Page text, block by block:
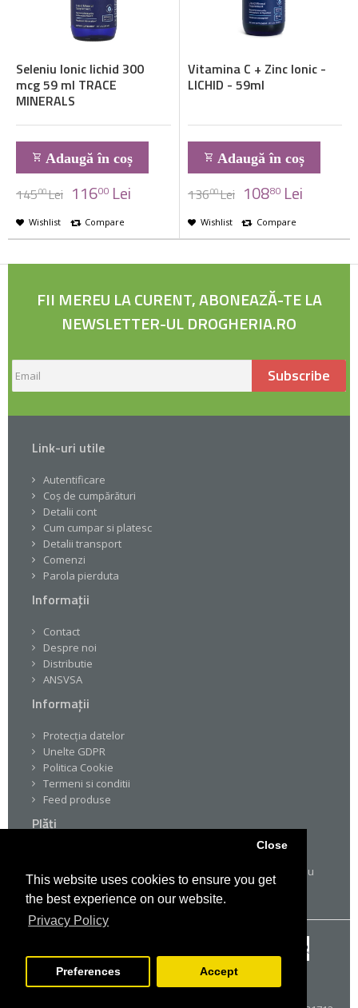
This website uses cookies to ensure you get
the best experience on our website.
Privacy Policy
Close
Preferences Accept
Seleniu Ionic lichid 300
mcg 59 ml TRACE
MINERALS
Adaugă în coș
14500Lei 11600 Lei
Wishlist Compare
Vitamina C + Zinc Ionic -
LICHID - 59ml
Adaugă în coș
13600Lei 10880 Lei
Wishlist Compare
FII MEREU LA CURENT, ABONEAZĂ-TE LA
NEWSLETTER-UL DROGHERIA.RO
Subscribe
Link-uri utile
Autentificare
Coș de cumpărături
Detalii cont
Cum cumpar si platesc
Detalii transport
Comenzi
Parola pierduta
Informații
Contact
Despre noi
Distributie
ANSVSA
Informații
Protecția datelor
Unelte GDPR
Politica Cookie
Termeni si conditii
Feed produse
Plăți
certificarilor SSL. Poti sa platesti prin VISA, MasterCard sau
prin transfer bancar.